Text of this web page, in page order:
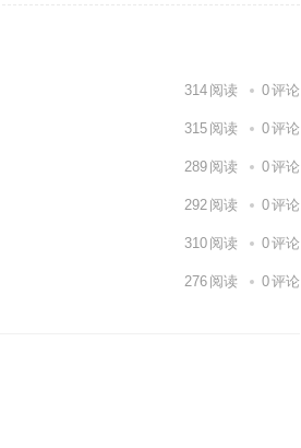
314 阅读 0评论
315 阅读 0评论
289 阅读 0评论
292 阅读 0评论
310 阅读 0评论
276 阅读 0评论